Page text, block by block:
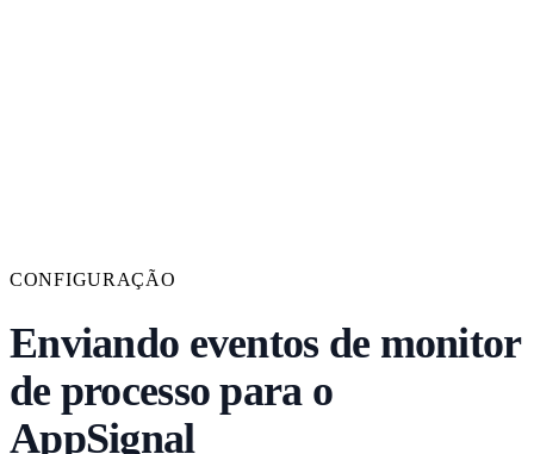
CONFIGURAÇÃO
Enviando eventos de monitor
de processo para o
AppSignal